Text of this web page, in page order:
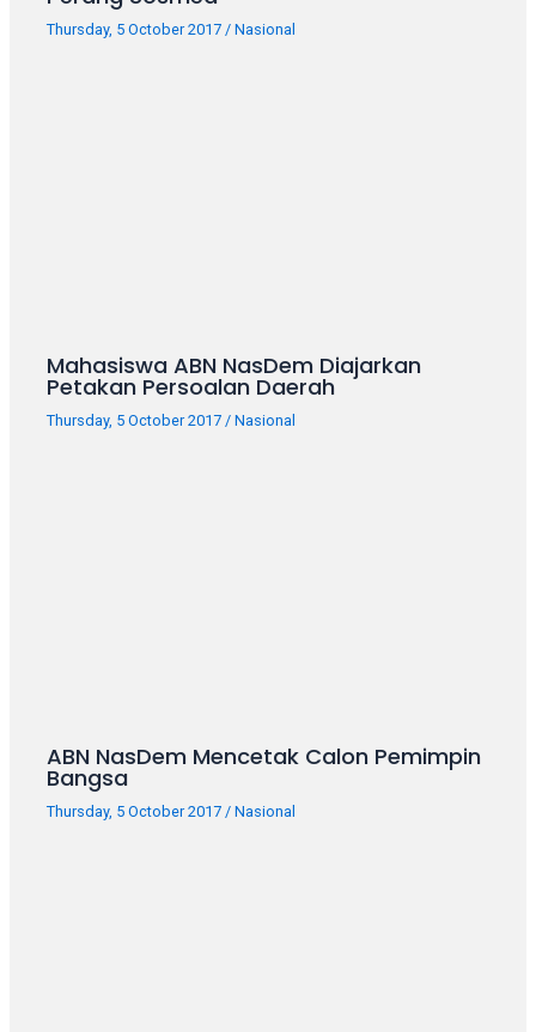
videos
completely
Thursday, 5 October 2017 /Nasional
Mahasiswa ABN NasDem Diajarkan
Petakan Persoalan Daerah
Thursday, 5 October 2017/Nasional
ABN NasDem Mencetak Calon Pemimpin
Bangsa
Thursday, 5 October 2017/Nasional